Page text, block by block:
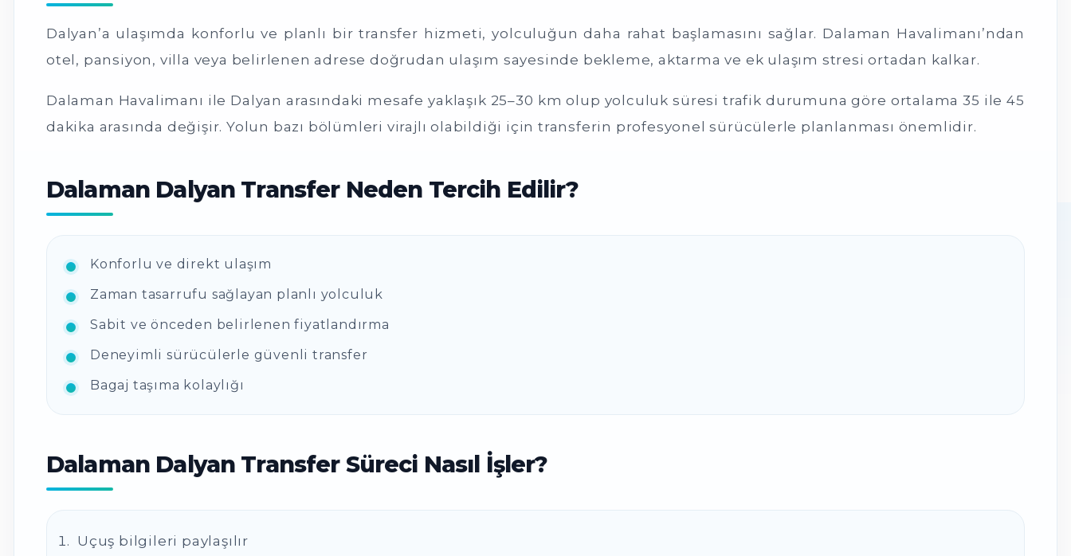
Dalyan’a ulaşımda konforlu ve planlı bir transfer hizmeti, yolculuğun daha rahat başlamasını sağlar. Dalaman Havalimanı’ndan
otel, pansiyon, villa veya belirlenen adrese doğrudan ulaşım sayesinde bekleme, aktarma ve ek ulaşım stresi ortadan kalkar.
Dalaman Havalimanı ile Dalyan arasındaki mesafe yaklaşık 25–30 km olup yolculuk süresi trafik durumuna göre ortalama 35 ile 45
dakika arasında değişir. Yolun bazı bölümleri virajlı olabildiği için transferin profesyonel sürücülerle planlanması önemlidir.
Dalaman Dalyan Transfer Neden Tercih Edilir?
Konforlu ve direkt ulaşım
Zaman tasarrufu sağlayan planlı yolculuk
Sabit ve önceden belirlenen fiyatlandırma
Deneyimli sürücülerle güvenli transfer
Bagaj taşıma kolaylığı
Dalaman Dalyan Transfer Süreci Nasıl İşler?
Uçuş bilgileri paylaşılır